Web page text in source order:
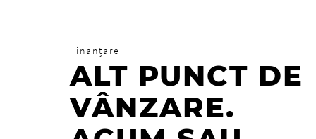
Finanțare
ALT PUNCT DE
VÂNZARE.